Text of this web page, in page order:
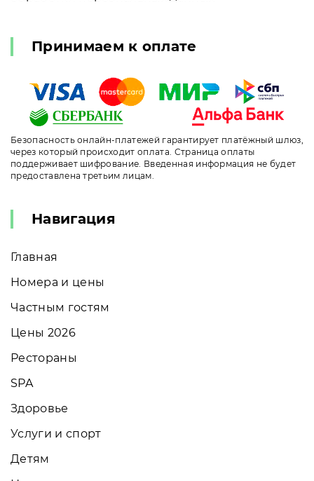
Принимаем к оплате
Безопасность онлайн-платежей гарантирует платёжный шлюз,
через который происходит оплата. Страница оплаты
поддерживает шифрование. Введенная информация не будет
предоставлена третьим лицам.
Навигация
Главная
Номера и цены
Частным гостям
Цены 2026
Рестораны
SPA
Здоровье
Услуги и спорт
Детям